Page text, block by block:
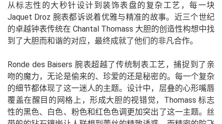
从标志性的大秒针设计到装饰表盘的复杂工艺，每一块
Jaquet Droz 腕表都诉说着优雅与精准的故事。近三个世纪
的卓越钟表传统在 Chantal Thomass 大胆的创造性构想中找
到了大胆而和谐的对应，最终成就了他们的非凡合作。
Ronde des Baisers 腕表超越了传统制表工艺，捕捉到了亲
吻的魔力，无论是偷来的、珍爱的还是秘密的。每一个复杂
的细节都体现了这一迷人的主题。设计中，层叠的心形嘴唇
覆盖在醒目的网格上，形成大胆的视错觉，Thomass 标志
性的黑色、白色、粉色和红色色调更加突出了这一主题。丝